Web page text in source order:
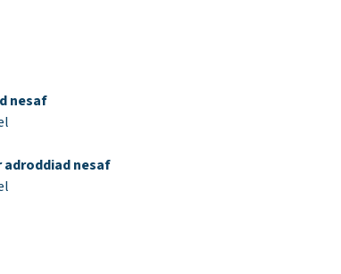
nesaf
adroddiad nesaf